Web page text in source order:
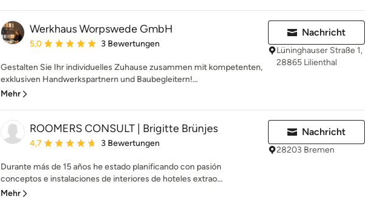
Werkhaus Worpswede GmbH
Durchschnittliche Bewertung: 5 von 5 Sternen
5,0 3 Bewertungen
Gestalten Sie Ihr individuelles Zuhause zusammen mit kompetenten,
exklusiven Handwerkspartnern und Baubegleitern!...
Mehr
Nachricht
Lüninghauser Straße 1,
28865 Lilienthal
ROOMERS CONSULT | Brigitte Brünjes
Durchschnittliche Bewertung: 4.7 von 5 Sternen
4,7 3 Bewertungen
Durante más de 15 años he estado planificando con pasión
conceptos e instalaciones de interiores de hoteles extrao...
Mehr
Nachricht
28203 Bremen